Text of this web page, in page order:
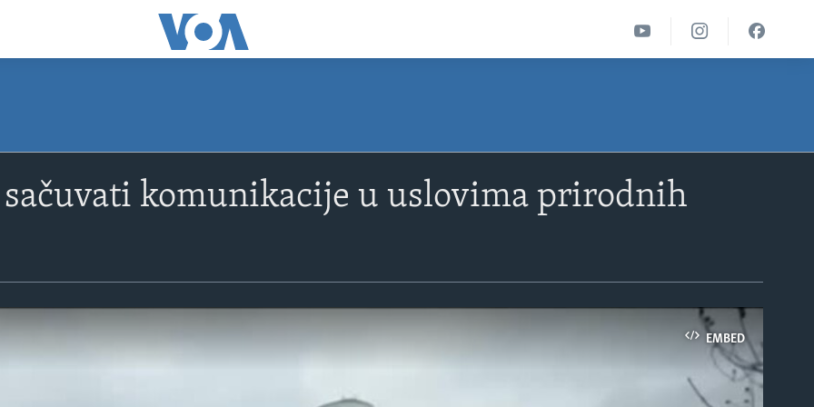
sačuvati komunikacije u uslovima prirodnih
EMBED